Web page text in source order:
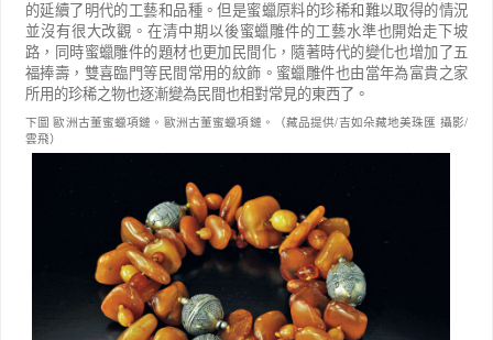
的延續了明代的工藝和品種。但是蜜蠟原料的珍稀和難以取得的情況
並沒有很大改觀。在清中期以後蜜蠟雕件的工藝水準也開始走下坡
路，同時蜜蠟雕件的題材也更加民間化，隨著時代的變化也增加了五
福捧壽，雙喜臨門等民間常用的紋飾。蜜蠟雕件也由當年為富貴之家
所用的珍稀之物也逐漸變為民間也相對常見的東西了。
下圖 歐洲古董蜜蠟項鏈。 歐洲古董蜜蠟項鏈。
（藏品提供/吉如朵藏地美珠匯 攝影/
雲飛）